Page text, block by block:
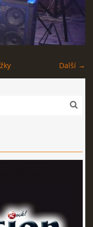
721 468 286
Další →